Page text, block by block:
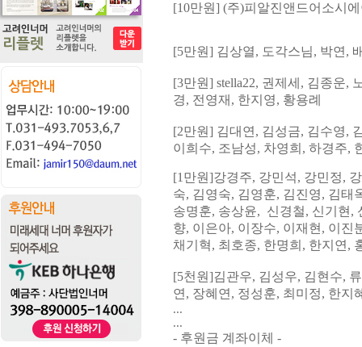
[10만원] (주)피알진앤드어소시
[5만원] 김상열, 도각스님, 박연,
[3만원] stella22, 권제세 , 김종운,
경, 전영재, 한지영, 황용례
[2만원] 김대연 , 김성금, 김수영,
이희수, 조남성, 차영희 , 하경주,
[1 만원]강경주, 강민석, 강민정,
숙, 김영숙, 김영훈, 김진영, 김태
송명훈, 송상윤, 신경철, 신기현 ,
향, 이은아, 이장수, 이재현 , 이진
채기혁, 최호종, 한명희, 한지연,
[5천원]김관우, 김성우, 김현수,
연 , 장혜연 , 정성훈, 최미정, 한지
...
...
- 후원금 계좌이체 -